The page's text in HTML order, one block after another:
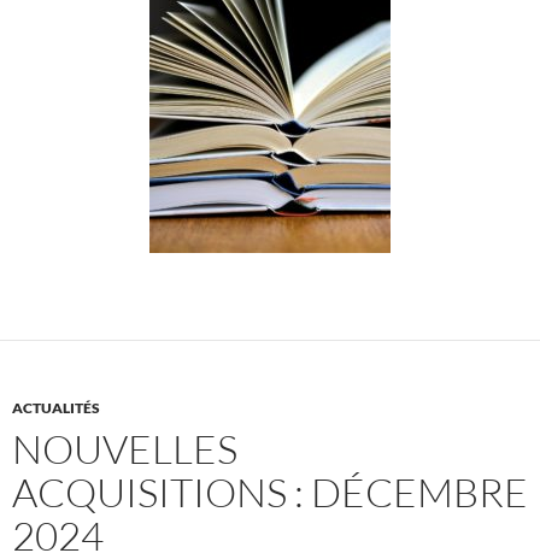
ACTUALITÉS
NOUVELLES
ACQUISITIONS : DÉCEMBRE
2024